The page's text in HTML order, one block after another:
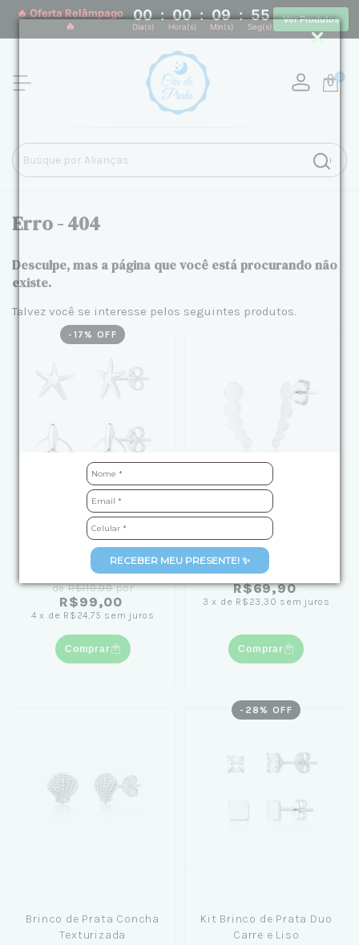
RECEBER MEU PRESENTE! ✨
🔥 Oferta Relâmpago
🔥
00 : 00 : 09 : 55
Dia(s) Hora(s) Min(s) Seg(s)
Ver Produtos
0
Erro - 404
Desculpe, mas a página que você está procurando não
existe.
Talvez você se interesse pelos seguintes produtos.
- 17 % OFF
Kit Brinco de Prata
Estrela do Mar e Cauda
de Sereia
deR$119,90por
R$99,00
4 x de R$24,75 sem juros
Comprar
Brinco de Prata
Círculos Crescentes
R$69,90
3 x de R$23,30 sem juros
Comprar
Brinco de Prata Concha
Texturizada
- 28 % OFF
Kit Brinco de Prata Duo
Carre e Liso